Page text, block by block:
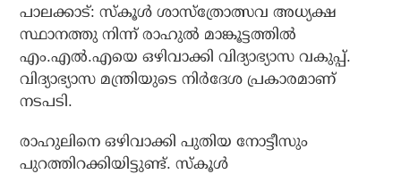
പാലക്കാട്: സ്‌കൂള്‍ ശാസ്‌ത്രോത്സവ അധ്യക്ഷ
സ്ഥാനത്തു നിന്ന് രാഹുല്‍ മാങ്കൂട്ടത്തില്‍
എം.എല്‍.എയെ ഒഴിവാക്കി വിദ്യാഭ്യാസ വകുപ്പ്.
വിദ്യാഭ്യാസ മന്ത്രിയുടെ നിര്‍ദേശ പ്രകാരമാണ്
നടപടി.
രാഹുലിനെ ഒഴിവാക്കി പുതിയ നോട്ടീസും
പുറത്തിറക്കിയിട്ടുണ്ട്. സ്‌കൂള്‍